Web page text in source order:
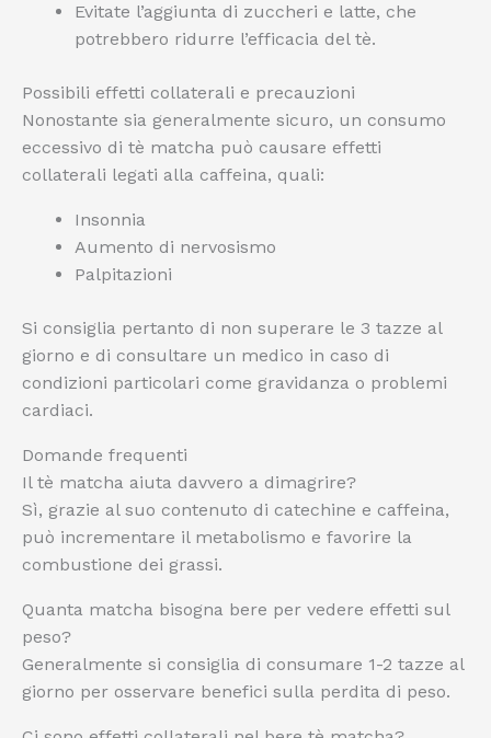
Evitate l’aggiunta di zuccheri e latte, che
potrebbero ridurre l’efficacia del tè.
Possibili effetti collaterali e precauzioni
Nonostante sia generalmente sicuro, un consumo
eccessivo di tè matcha può causare effetti
collaterali legati alla caffeina, quali:
Insonnia
Aumento di nervosismo
Palpitazioni
Si consiglia pertanto di non superare le 3 tazze al
giorno e di consultare un medico in caso di
condizioni particolari come gravidanza o problemi
cardiaci.
Domande frequenti
Il tè matcha aiuta davvero a dimagrire?
Sì, grazie al suo contenuto di catechine e caffeina,
può incrementare il metabolismo e favorire la
combustione dei grassi.
Quanta matcha bisogna bere per vedere effetti sul
peso?
Generalmente si consiglia di consumare 1-2 tazze al
giorno per osservare benefici sulla perdita di peso.